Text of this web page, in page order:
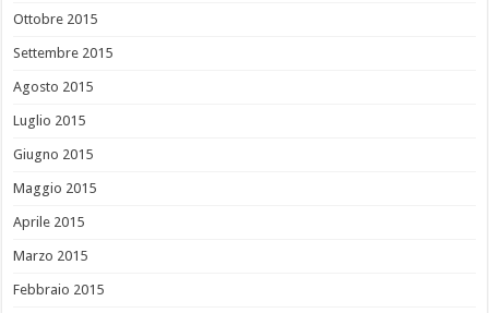
Ottobre 2015
Settembre 2015
Agosto 2015
Luglio 2015
Giugno 2015
Maggio 2015
Aprile 2015
Marzo 2015
Febbraio 2015